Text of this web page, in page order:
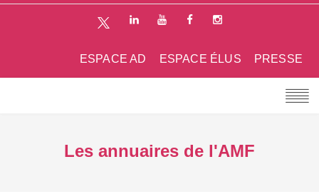
PRESSE
ESPACE ÉLUS
ESPACE AD
Les annuaires de l'AMF